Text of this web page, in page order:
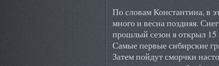
По словам Константина, в
много и весна поздняя.
прошлый сезон я открыл 15
Самые первые сибирские
Затем пойдут сморчки